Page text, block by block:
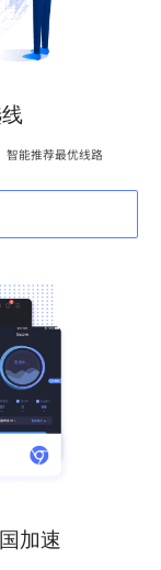
智能推荐最优线路
加速